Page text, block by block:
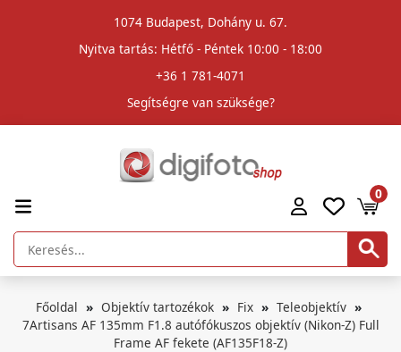
1074 Budapest, Dohány u. 67.
Nyitva tartás: Hétfő - Péntek 10:00 - 18:00
+36 1 781-4071
Segítségre van szüksége?
0
Főoldal Objektív tartozékok Fix
Teleobjektív
7Artisans AF 135mm F1.8 autófókuszos objektív (Nikon-Z) Full
Frame AF fekete (AF135F18-Z)